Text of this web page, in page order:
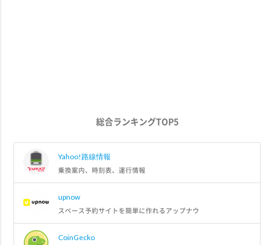
総合ランキングTOP5
Yahoo!路線情報
乗換案内、時刻表、運行情報
upnow
スペース予約サイトを簡単に作れるアップナウ
CoinGecko